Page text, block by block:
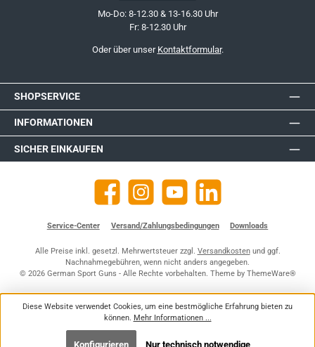
Mo-Do: 8-12.30 & 13-16.30 Uhr
Fr: 8-12.30 Uhr
Oder über unser Kontaktformular.
SHOPSERVICE
INFORMATIONEN
SICHER EINKAUFEN
Facebook Instagram YouTube https://de.linkedin.com/company/
Service-Center Versand/Zahlungsbedingungen Downloads
Alle Preise inkl. gesetzl. Mehrwertsteuer zzgl. Versandkostenund ggf.
Nachnahmegebühren, wenn nicht anders angegeben.
© 2026 German Sport Guns - Alle Rechte vorbehalten. Theme by ThemeWare®
Diese Website verwendet Cookies, um eine bestmögliche Erfahrung bieten zu
können. Mehr Informationen ...
Nur technisch notwendige
Konfigurieren